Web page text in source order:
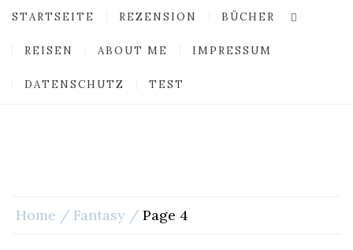
STARTSEITE REZENSION BÜCHER
REISEN ABOUT ME IMPRESSUM
DATENSCHUTZ TEST
Home Fantasy Page 4